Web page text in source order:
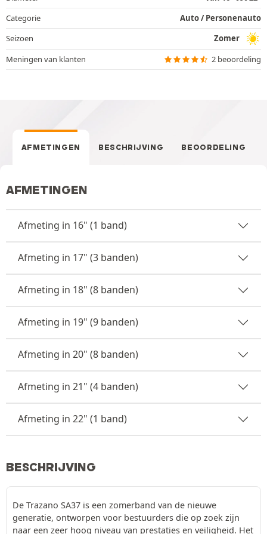
Categorie
Auto / Personenauto
Seizoen
Zomer
Meningen van klanten
2 beoordeling
AFMETINGEN BESCHRIJVING BEOORDELING
AFMETINGEN
Afmeting in 16" (1 band)
Afmeting in 17" (3 banden)
Afmeting in 18" (8 banden)
Afmeting in 19" (9 banden)
Afmeting in 20" (8 banden)
Afmeting in 21" (4 banden)
Afmeting in 22" (1 band)
BESCHRIJVING
De Trazano SA37 is een zomerband van de nieuwe
generatie, ontworpen voor bestuurders die op zoek zijn
naar een zeer hoog niveau van prestaties en veiligheid. Het